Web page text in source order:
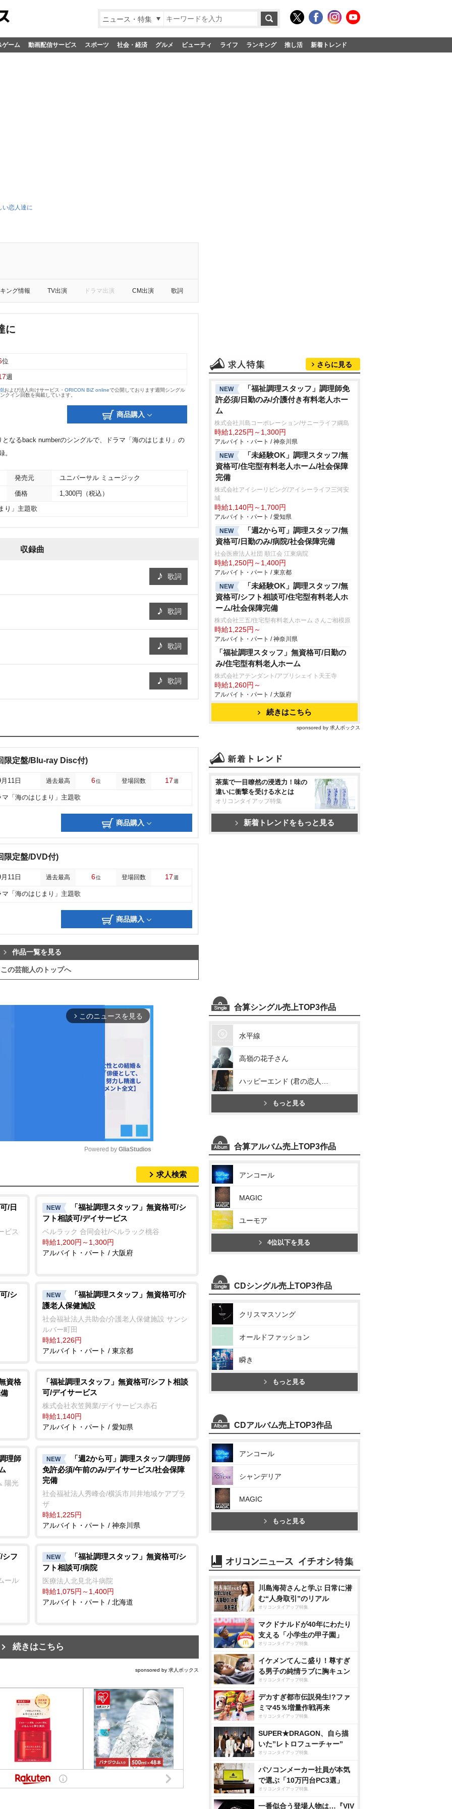
ニュース・特集
ゲーム 動画配信サービス スポーツ 社会・経済 グルメ ビューティ ライフ ランキング 推し活 新着トレンド
い恋人達に
ング情報 TV出演 ドラマ出演 CM出演 歌詞
に
位
週
および法人向けサービス・ ORICON BiZ onlineで公開しております週間シングル
クイン回数を掲載しています。
商品購入
なるback numberのシングルで、ドラマ「海のはじまり」の
。
発売元 ユニバーサル ミュージック
価格 1,300円（税込）
り」主題歌
収録曲
歌詞
歌詞
歌詞
歌詞
限定盤/Blu-ray Disc付)
11日 過去最高 6位 登場回数 17週
マ「海のはじまり」主題歌
商品購入
限定盤/DVD付)
11日 過去最高 6位 登場回数 17週
マ「海のはじまり」主題歌
商品購入
作品一覧を見る
この芸能人のトップへ
arrow_forward_ios このニュースを見る
t
e
Powered by GliaStudios
求人検索
/日
ビス
NEW
「福祉調理スタッフ」無資格可/シ
フト相談可/デイサービス
ベルラック 合同会社/ベルラック桃谷
時給1,200円～1,300円
アルバイト・パート / 大阪府
/シ NEW
「福祉調理スタッフ」無資格可/介
護老人保健施設
社会福祉法人共助会/介護老人保健施設 サンシ
ルバー町田
時給1,226円
アルバイト・パート / 東京都
資格
「福祉調理スタッフ」無資格可/シフト相談
可/デイサービス
株式会社衣笠興業/デイサービス赤石
時給1,140円
アルバイト・パート / 愛知県
理師
陽光
NEW
「週2から可」調理スタッフ/調理師
免許必須/午前のみ/デイサービス/社会保障
完備
社会福祉法人秀峰会/横浜市川井地域ケアプラ
ザ
時給1,225円
アルバイト・パート / 神奈川県
シフ
ール
NEW
「福祉調理スタッフ」無資格可/シ
フト相談可/病院
医療法人北見北斗病院
時給1,075円～1,400円
アルバイト・パート / 北海道
続きはこちら
sponsored by 求人ボックス
さらに見る
NEW
「福祉調理スタッフ」調理師免
許必須/日勤のみ/介護付き有料老人ホー
ム
株式会社川島コーポレーション/サニーライフ綱島
時給1,225円～1,300円
アルバイト・パート / 神奈川県
NEW
「未経験OK」調理スタッフ/無
資格可/住宅型有料老人ホーム/社会保障
完備
株式会社アイシーリビング/アイシーライフ三河安
城
時給1,140円～1,700円
アルバイト・パート / 愛知県
NEW
「週2から可」調理スタッフ/無
資格可/日勤のみ/病院/社会保障完備
社会医療法人社団 順江会 江東病院
時給1,250円～1,400円
アルバイト・パート / 東京都
NEW
「未経験OK」調理スタッフ/無
資格可/シフト相談可/住宅型有料老人ホ
ーム/社会保障完備
株式会社三五/住宅型有料老人ホーム さんご相模原
時給1,225円～
アルバイト・パート / 神奈川県
「福祉調理スタッフ」無資格可/日勤の
み/住宅型有料老人ホーム
株式会社アテンダント/アプリシェイト天王寺
時給1,260円～
アルバイト・パート / 大阪府
続きはこちら
sponsored by 求人ボックス
茶葉で一目瞭然の浸透力！味の
違いに衝撃を受ける水とは
オリコンタイアップ特集
新着トレンドをもっと見る
合算シングル売上TOP3作品
水平線
高嶺の花子さん
もっと見る
合算アルバム売上TOP3作品
アンコール
MAGIC
ユーモア
4位以下を見る
CDシングル売上TOP3作品
クリスマスソング
オールドファッション
瞬き
もっと見る
CDアルバム売上TOP3作品
アンコール
シャンデリア
MAGIC
もっと見る
川島海荷さんと学ぶ 日常に潜
む“人身取引”のリアル
オリコンタイアップ特集
マクドナルドが40年にわたり
支える「小学生の甲子園」
オリコンタイアップ特集
イケメンてんこ盛り！尊すぎ
る男子の純情ラブに胸キュン
オリコンタイアップ特集
デカすぎ都市伝説発生!?ファ
ミマ45％増量作戦再来
オリコンタイアップ特集
SUPER★DRAGON、自ら描
いた”レトロフューチャー”
オリコンタイアップ特集
パソコンメーカー社員が本気
で選ぶ「10万円台PC3選」
オリコンタイアップ特集
一番似合う登場人物は…『VIV